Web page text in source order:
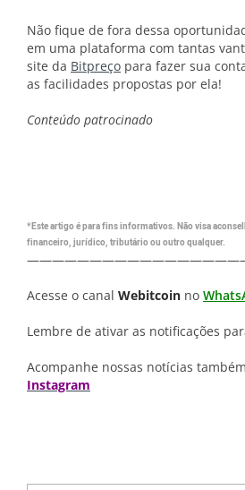
Não fique de fora dessa
em uma plataforma com tantas
site da Bitpreço para fazer sua
as facilidades propostas por ela!
Conteúdo patrocinado
*Este artigo é para fins informativos. Não visa
financeiro, jurídico, tributário ou outro qualquer.
Acesse o canal Webitcoin no
Lembre de ativar as notificações
Acompanhe nossas notícias
Instagram